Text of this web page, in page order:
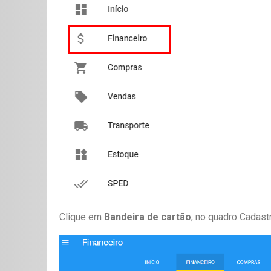
Clique em Bandeira de cartão, no quadro